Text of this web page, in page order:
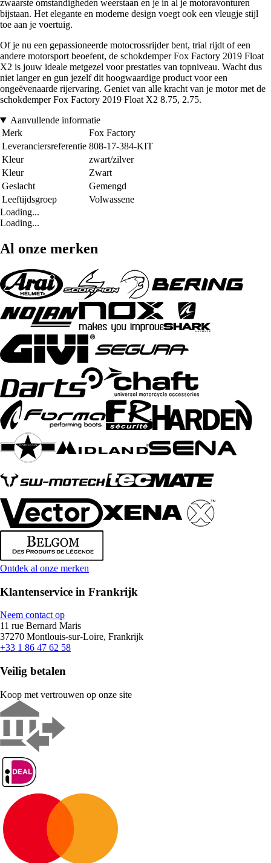
zwaarste omstandigheden weerstaan en je in al je motoravonturen
bijstaan. Het elegante en moderne design voegt ook een vleugje stijl
toe aan je voertuig.
Of je nu een gepassioneerde motocrossrijder bent, trial rijdt of een
andere motorsport beoefent, de schokdemper Fox Factory 2019 Float
X2 is jouw ideale metgezel voor prestaties van topniveau. Wacht dus
niet langer en gun jezelf dit hoogwaardige product voor een
ongeëvenaarde rijervaring. Geniet van alle kracht van je motor met de
schokdemper Fox Factory 2019 Float X2 8.75, 2.75.
Aanvullende informatie
Merk
Fox Factory
Leveranciersreferentie 808-17-384-KIT
Kleur
zwart/zilver
Kleur
Zwart
Geslacht
Gemengd
Leeftijdsgroep
Volwassene
Loading...
Loading...
Al onze merken
Ontdek al onze merken
Klantenservice in Frankrijk
Neem contact op
11 rue Bernard Maris
37270 Montlouis-sur-Loire, Frankrijk
+33 1 86 47 62 58
Veilig betalen
Koop met vertrouwen op onze site